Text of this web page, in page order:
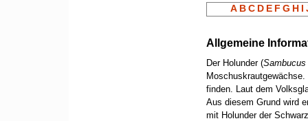
A BC D E F G H I
Allgemeine
Der Holunder (Sambucus
finden. Laut dem
Aus diesem Grund wird
mit Holunder der